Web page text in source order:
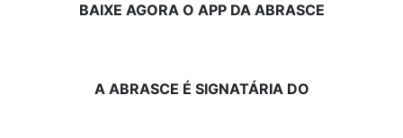
BAIXE AGORA O APP DA ABRASCE
A ABRASCE É SIGNATÁRIA DO